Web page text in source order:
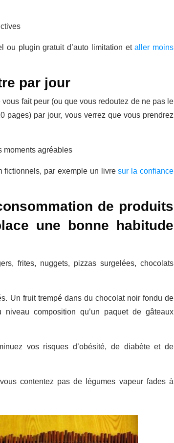
ou plugin gratuit d’auto limitation etaller moins
par jour
fait peur (ou que vous redoutez de ne pas le
pages) par jour, vous verrez que vous prendrez
moments agréables
fictionnels, par exemple un livresur la confiance
de produits
une bonne habitude
frites, nuggets, pizzas surgelées, chocolats
Un fruit trempé dans du chocolat noir fondu de
composition qu’un paquet de gâteaux
vos risques d’obésité, de diabète et de
contentez pas de légumes vapeur fades à